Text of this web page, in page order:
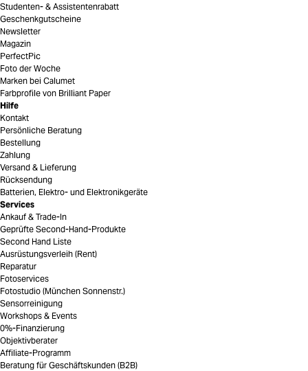
Studenten- & Assistentenrabatt
Geschenkgutscheine
Newsletter
Magazin
PerfectPic
Foto der Woche
Marken bei Calumet
Farbprofile von Brilliant Paper
Hilfe
Kontakt
Persönliche Beratung
Bestellung
Zahlung
Versand & Lieferung
Rücksendung
Batterien, Elektro- und Elektronikgeräte
Services
Ankauf & Trade-In
Geprüfte Second-Hand-Produkte
Second Hand Liste
Ausrüstungsverleih (Rent)
Reparatur
Fotoservices
Fotostudio (München Sonnenstr.)
Sensorreinigung
Workshops & Events
0%-Finanzierung
Objektivberater
Affiliate-Programm
Beratung für Geschäftskunden (B2B)